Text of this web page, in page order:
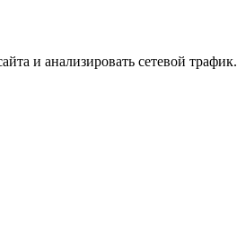
и анализировать сетевой трафик.